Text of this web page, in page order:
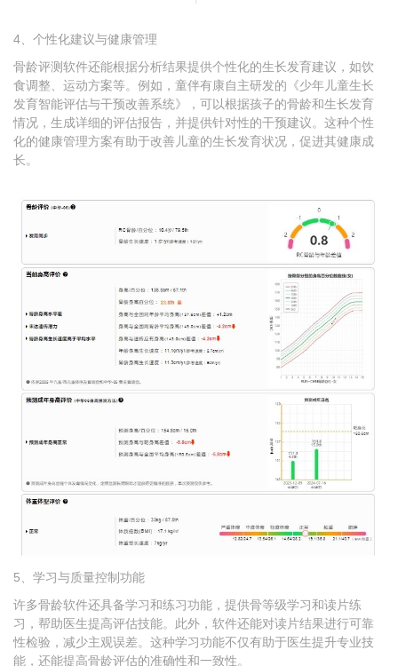
4、个性化建议与健康管理
骨龄评测软件还能根据分析结果提供个性化的生长发育建议，如饮
食调整、运动方案等。例如， 童伴有康自主研发的《少年儿童生长
发育智能评估与干预改善系统》，可以根据孩子的骨龄和生长发育
情况，生成详细的评估报告，并提供针对性的干预建议。这种个性
化的健康管理方案有助于改善儿童的生长发育状况，促进其健康成
长。
5、学习与质量控制功能
许多骨龄软件还具备学习和练习功能，提供骨等级学习和读片练
习，帮助医生提高评估技能。此外，软件还能对读片结果进行可靠
性检验，减少主观误差。这种学习功能不仅有助于医生提升专业技
能，还能提高骨龄评估的准确性和一致性。